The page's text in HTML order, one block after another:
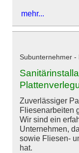
mehr...
Subunternehmer -
Zuverlässiger
Fliesenarbeiten
Wir sind ein
Unternehmen,
sowie Fliesen-
hat.